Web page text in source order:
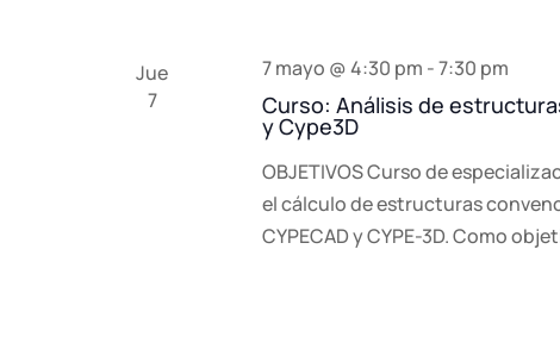
Jue
7
Curso: Análisis de
y Cype3D
7 mayo @ 4:30 pm -7:30 pm
OBJETIVOS Curso de
el cálculo de estructuras
CYPECAD y CYPE-3D. Como